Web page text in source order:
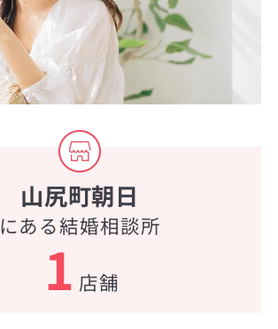
山尻町朝日
にある結婚相談所
1 店舗